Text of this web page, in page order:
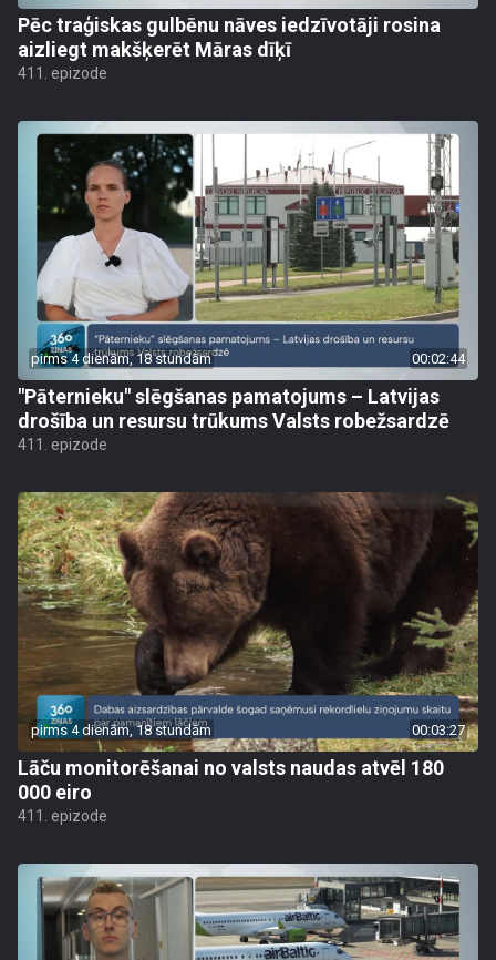
Pēc traģiskas gulbēnu nāves iedzīvotāji rosina
aizliegt makšķerēt Māras dīķī
411. epizode
pirms 4 dienām, 18 stundām 00:02:44
"Pāternieku" slēgšanas pamatojums – Latvijas
drošība un resursu trūkums Valsts robežsardzē
411. epizode
pirms 4 dienām, 18 stundām 00:03:27
Lāču monitorēšanai no valsts naudas atvēl 180
000 eiro
411. epizode